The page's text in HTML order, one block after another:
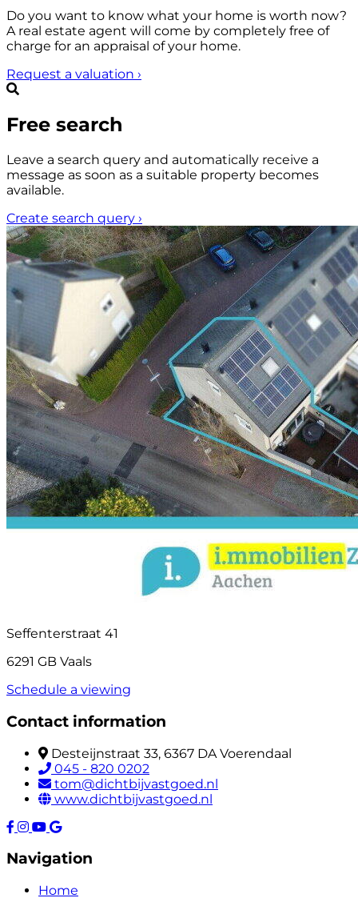
Do you want to know what your home is worth now?
A real estate agent will come by completely free of
charge for an appraisal of your home.
Request a valuation ›
Free search
Leave a search query and automatically receive a
message as soon as a suitable property becomes
available.
Create search query ›
Seffenterstraat 41
6291 GB Vaals
Schedule a viewing
Contact information
Desteijnstraat 33, 6367 DA Voerendaal
045 - 820 0202
tom@dichtbijvastgoed.nl
www.dichtbijvastgoed.nl
Navigation
Home